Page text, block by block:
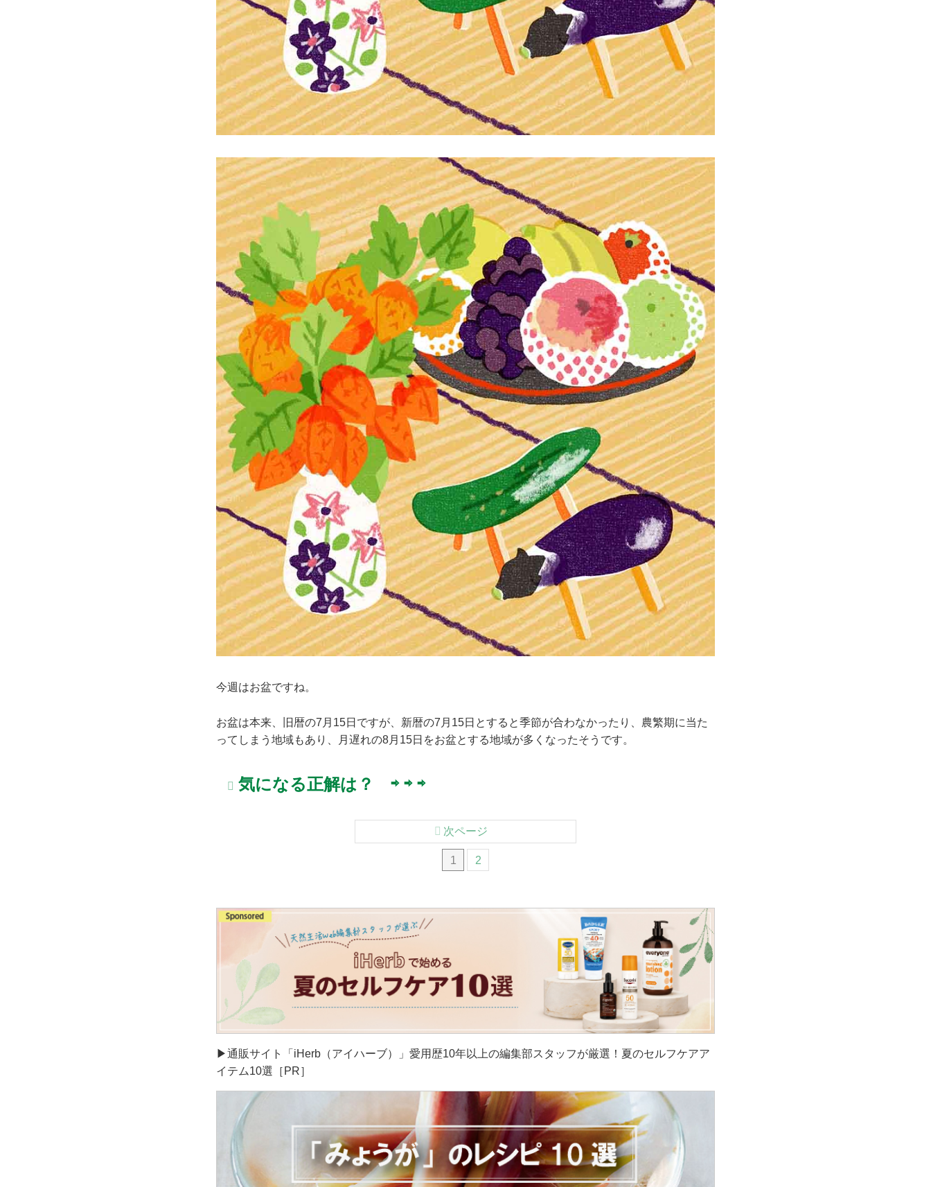
今週はお盆ですね。
お盆は本来、旧暦の7月15日ですが、新暦の7月15日とすると季節が合わなかったり、農繁期に当た
ってしまう地域もあり、月遅れの8月15日をお盆とする地域が多くなったそうです。
気になる正解は？ ⇨ ⇨ ⇨
1 2
次ページ
▶通販サイト「iHerb（アイハーブ）」愛用歴10年以上の編集部スタッフが厳選！夏のセルフケアア
イテム10選［PR］